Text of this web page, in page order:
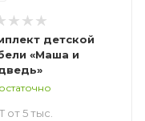
детской
«Маша и
от 5 тыс.